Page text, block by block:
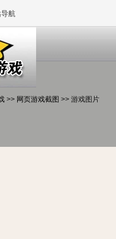
航
>> 网页游戏截图 >> 游戏图片